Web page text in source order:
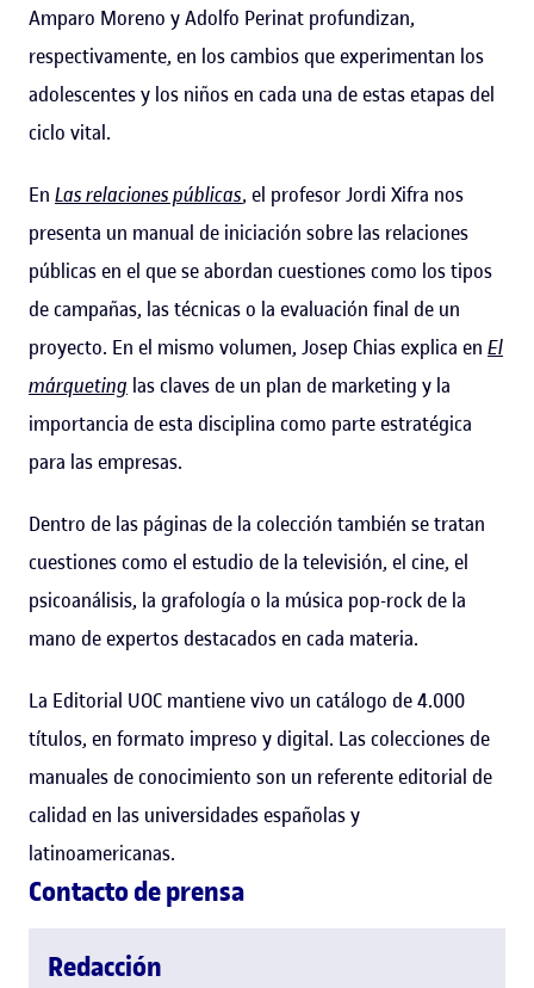
Amparo Moreno y Adolfo Perinat profundizan,
respectivamente, en los cambios que experimentan los
adolescentes y los niños en cada una de estas etapas del
ciclo vital.
En Las relaciones públicas, el profesor Jordi Xifra nos
presenta un manual de iniciación sobre las relaciones
públicas en el que se abordan cuestiones como los tipos
de campañas, las técnicas o la evaluación final de un
proyecto. En el mismo volumen, Josep Chias explica en El
márqueting las claves de un plan de marketing y la
importancia de esta disciplina como parte estratégica
para las empresas.
Dentro de las páginas de la colección también se tratan
cuestiones como el estudio de la televisión, el cine, el
psicoanálisis, la grafología o la música pop-rock de la
mano de expertos destacados en cada materia.
La Editorial UOC mantiene vivo un catálogo de 4.000
títulos, en formato impreso y digital. Las colecciones de
manuales de conocimiento son un referente editorial de
calidad en las universidades españolas y
latinoamericanas.
Contacto de prensa
Redacción